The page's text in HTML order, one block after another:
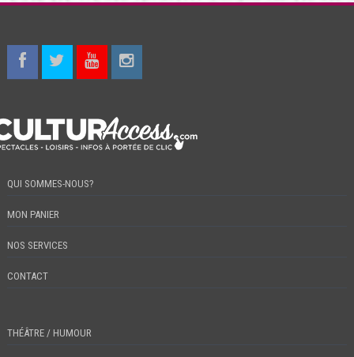
QUI SOMMES-NOUS?
MON PANIER
NOS SERVICES
CONTACT
THÉÂTRE / HUMOUR